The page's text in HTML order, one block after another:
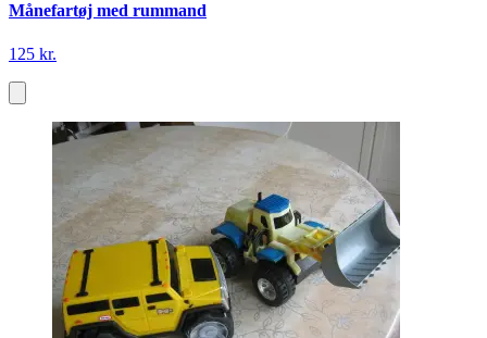
Månefartøj med rummand
125 kr.